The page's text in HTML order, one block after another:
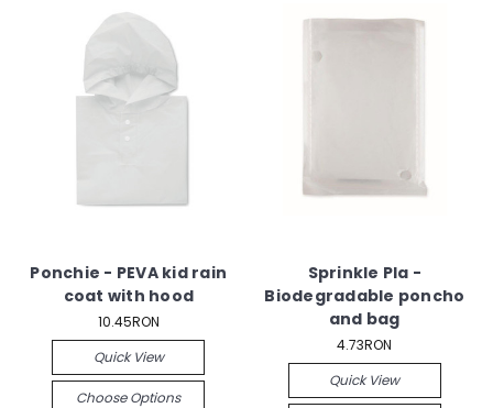
Ponchie - PEVA kid rain
coat with hood
10.45RON
Quick View
Choose Options
Sprinkle Pla -
Biodegradable poncho
and bag
4.73RON
Quick View